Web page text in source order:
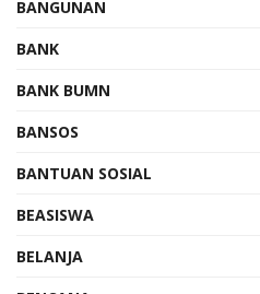
BANGUNAN
BANK
BANK BUMN
BANSOS
BANTUAN SOSIAL
BEASISWA
BELANJA